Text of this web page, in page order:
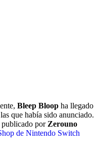
Bleep Bloop ha llegado
que había sido anunciado.
publicado por Zerouno
de Nintendo Switch